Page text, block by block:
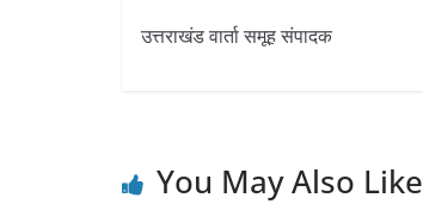
उत्तराखंड वार्ता समूह संपादक
You May Also Like